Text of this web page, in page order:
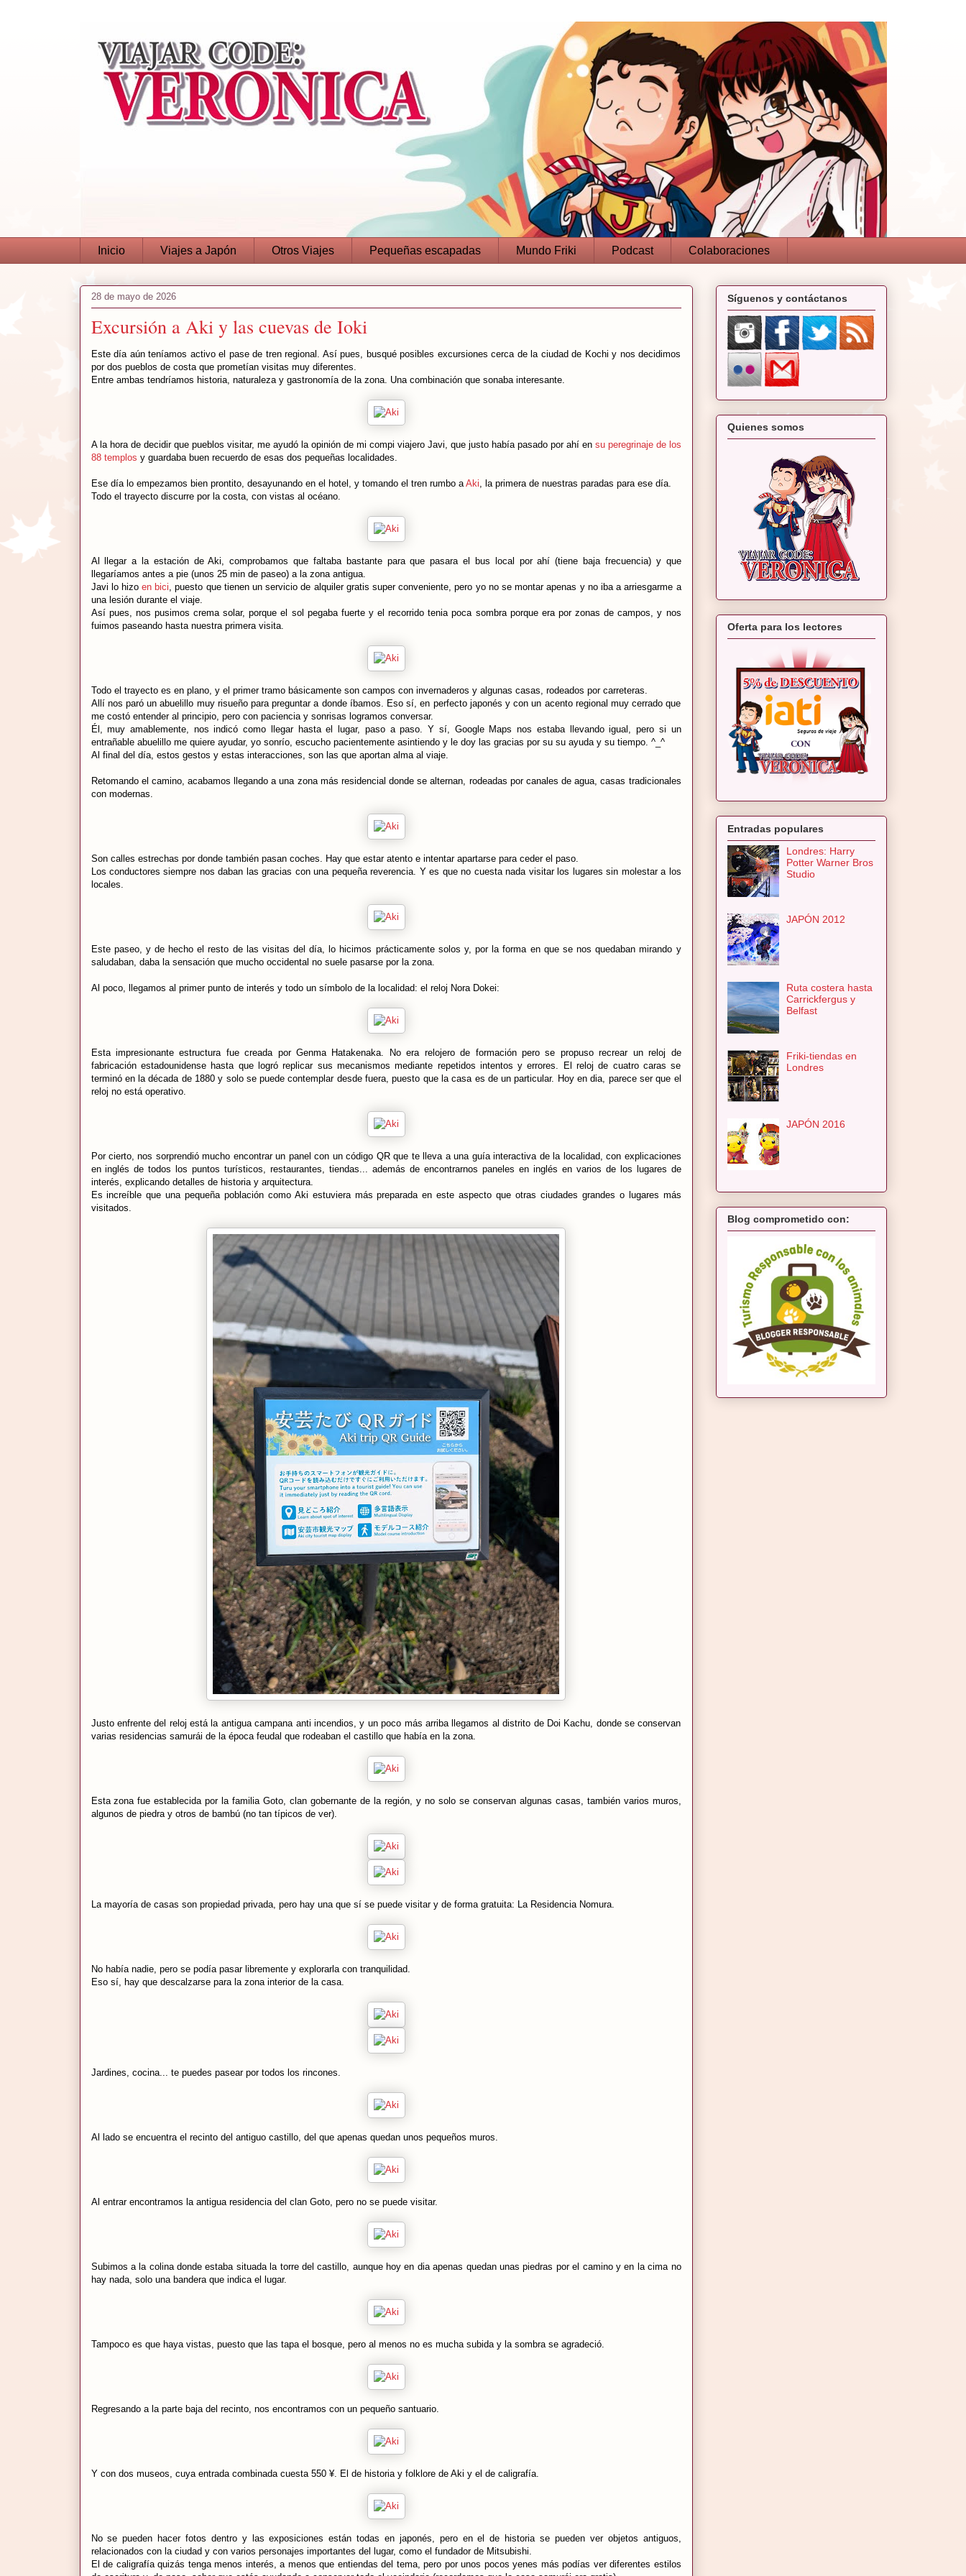
Inicio Viajes a Japón Otros Viajes Pequeñas escapadas Mundo Friki Podcast Colaboraciones
28 de mayo de 2026
Excursión a Aki y las cuevas de Ioki
Este día aún teníamos activo el pase de tren regional. Así pues, busqué posibles excursiones cerca de la ciudad de Kochi y nos decidimos
por dos pueblos de costa que prometían visitas muy diferentes.
Entre ambas tendríamos historia, naturaleza y gastronomía de la zona. Una combinación que sonaba interesante.
A la hora de decidir que pueblos visitar, me ayudó la opinión de mi compi viajero Javi, que justo había pasado por ahí en su peregrinaje de los
88 templos y guardaba buen recuerdo de esas dos pequeñas localidades.
Ese día lo empezamos bien prontito, desayunando en el hotel, y tomando el tren rumbo aAki, la primera de nuestras paradas para ese día.
Todo el trayecto discurre por la costa, con vistas al océano.
Al llegar a la estación de Aki, comprobamos que faltaba bastante para que pasara el bus local por ahí (tiene baja frecuencia) y que
llegaríamos antes a pie (unos 25 min de paseo) a la zona antigua.
Javi lo hizoen bici, puesto que tienen un servicio de alquiler gratis super conveniente, pero yo no se montar apenas y no iba a arriesgarme a
una lesión durante el viaje.
Así pues, nos pusimos crema solar, porque el sol pegaba fuerte y el recorrido tenia poca sombra porque era por zonas de campos, y nos
fuimos paseando hasta nuestra primera visita.
Todo el trayecto es en plano, y el primer tramo básicamente son campos con invernaderos y algunas casas, rodeados por carreteras.
Allí nos paró un abuelillo muy risueño para preguntar a donde íbamos. Eso sí, en perfecto japonés y con un acento regional muy cerrado que
me costó entender al principio, pero con paciencia y sonrisas logramos conversar.
Él, muy amablemente, nos indicó como llegar hasta el lugar, paso a paso. Y sí, Google Maps nos estaba llevando igual, pero si un
entrañable abuelillo me quiere ayudar, yo sonrío, escucho pacientemente asintiendo y le doy las gracias por su su ayuda y su tiempo. ^_^
Al final del día, estos gestos y estas interacciones, son las que aportan alma al viaje.
Retomando el camino, acabamos llegando a una zona más residencial donde se alternan, rodeadas por canales de agua, casas tradicionales
con modernas.
Son calles estrechas por donde también pasan coches. Hay que estar atento e intentar apartarse para ceder el paso.
Los conductores siempre nos daban las gracias con una pequeña reverencia. Y es que no cuesta nada visitar los lugares sin molestar a los
locales.
Este paseo, y de hecho el resto de las visitas del día, lo hicimos prácticamente solos y, por la forma en que se nos quedaban mirando y
saludaban, daba la sensación que mucho occidental no suele pasarse por la zona.
Al poco, llegamos al primer punto de interés y todo un símbolo de la localidad: el reloj Nora Dokei:
Esta impresionante estructura fue creada por Genma Hatakenaka. No era relojero de formación pero se propuso recrear un reloj de
fabricación estadounidense hasta que logró replicar sus mecanismos mediante repetidos intentos y errores. El reloj de cuatro caras se
terminó en la década de 1880 y solo se puede contemplar desde fuera, puesto que la casa es de un particular. Hoy en dia, parece ser que el
reloj no está operativo.
Por cierto, nos sorprendió mucho encontrar un panel con un código QR que te lleva a una guía interactiva de la localidad, con explicaciones
en inglés de todos los puntos turísticos, restaurantes, tiendas... además de encontrarnos paneles en inglés en varios de los lugares de
interés, explicando detalles de historia y arquitectura.
Es increíble que una pequeña población como Aki estuviera más preparada en este aspecto que otras ciudades grandes o lugares más
visitados.
Justo enfrente del reloj está la antigua campana anti incendios, y un poco más arriba llegamos al distrito de Doi Kachu, donde se conservan
varias residencias samurái de la época feudal que rodeaban el castillo que había en la zona.
Esta zona fue establecida por la familia Goto, clan gobernante de la región, y no solo se conservan algunas casas, también varios muros,
algunos de piedra y otros de bambú (no tan típicos de ver).
La mayoría de casas son propiedad privada, pero hay una que sí se puede visitar y de forma gratuita: La Residencia Nomura.
No había nadie, pero se podía pasar libremente y explorarla con tranquilidad.
Eso sí, hay que descalzarse para la zona interior de la casa.
Jardines, cocina... te puedes pasear por todos los rincones.
Al lado se encuentra el recinto del antiguo castillo, del que apenas quedan unos pequeños muros.
Al entrar encontramos la antigua residencia del clan Goto, pero no se puede visitar.
Subimos a la colina donde estaba situada la torre del castillo, aunque hoy en dia apenas quedan unas piedras por el camino y en la cima no
hay nada, solo una bandera que indica el lugar.
Tampoco es que haya vistas, puesto que las tapa el bosque, pero al menos no es mucha subida y la sombra se agradeció.
Regresando a la parte baja del recinto, nos encontramos con un pequeño santuario.
Y con dos museos, cuya entrada combinada cuesta 550 ¥. El de historia y folklore de Aki y el de caligrafía.
No se pueden hacer fotos dentro y las exposiciones están todas en japonés, pero en el de historia se pueden ver objetos antiguos,
relacionados con la ciudad y con varios personajes importantes del lugar, como el fundador de Mitsubishi.
El de caligrafía quizás tenga menos interés, a menos que entiendas del tema, pero por unos pocos yenes más podías ver diferentes estilos
Síguenos y contáctanos
Quienes somos
Oferta para los lectores
Entradas populares
Londres: Harry
Potter Warner Bros
Studio
JAPÓN 2012
Ruta costera hasta
Carrickfergus y
Belfast
Friki-tiendas en
Londres
JAPÓN 2016
Blog comprometido con: